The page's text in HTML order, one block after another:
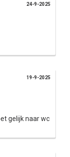
24-9-2025
gelijk naar wc
19-9-2025